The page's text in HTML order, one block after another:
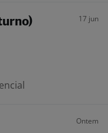
17 jun
Ontem